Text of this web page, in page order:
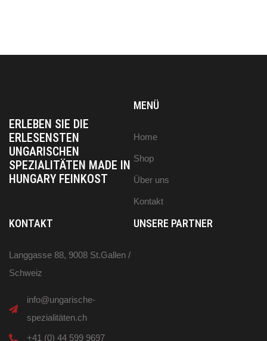
ERLEBEN SIE DIE
ERLESENSTEN
UNGARISCHEN
SPEZIALITÄTEN MADE IN
HUNGARY FEINKOST
MENÜ
Home
Shop
Über uns
Kontakt
KONTAKT
Langgasse 88, 9008 St.Gallen /
Schweiz
info@ungarische-
spezialitäten.ch
+41 (0) 44 599 9697
UNSERE PARTNER